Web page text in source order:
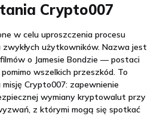
Crypto007
w celu uproszczenia procesu
użytkowników. Nazwa jest
o Jamesie Bondzie — postaci
wszelkich przeszkód. To
Crypto007: zapewnienie
wymiany kryptowalut przy
z którymi mogą się spotkać